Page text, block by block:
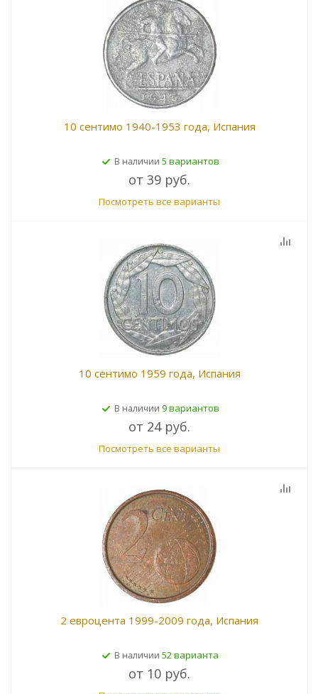
10 сентимо 1940-1953 года, Испания
В наличии 5 вариантов
от 39 руб.
Посмотреть все варианты
10 сентимо 1959 года, Испания
В наличии 9 вариантов
от 24 руб.
Посмотреть все варианты
2 евроцента 1999-2009 года, Испания
В наличии 52 варианта
от 10 руб.